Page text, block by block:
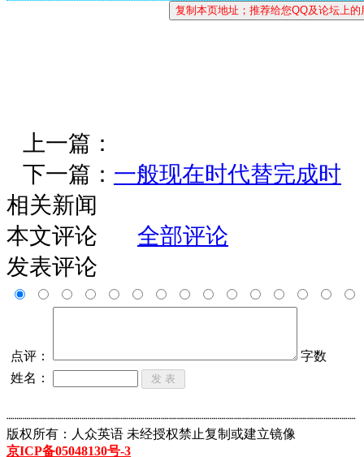
上一篇：
下一篇： 一般现在时代替完成时
相关新闻
本文评论
全部评论
发表评论
点评：
字数
姓名：
┈┈┈┈┈┈┈┈┈┈┈┈┈┈┈┈┈┈┈┈┈┈┈┈┈┈┈┈┈┈┈┈┈┈┈┈┈┈┈┈┈┈┈
版权所有：人众英语 未经授权禁止复制或建立镜像
京ICP备05048130号-3